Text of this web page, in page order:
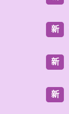
新
新
新